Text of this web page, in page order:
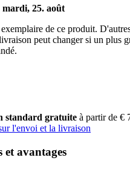
25. août
de ce produit.
peut changer si un plus
standard gratuite à partir de €
l'envoi et la livraison
et avantages